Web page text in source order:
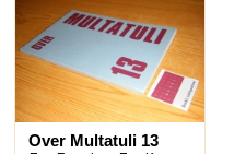
Over Multatuli 13